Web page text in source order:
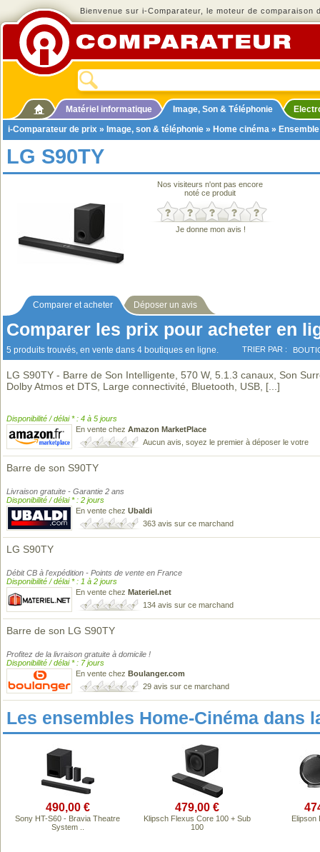
Bienvenue sur i-Comparateur, le moteur de comparaison
Matériel informatique Image, Son & Téléphonie
i-Comparateur de prix » Image, son & téléphonie » Home cinéma »
LG S90TY
Nos visiteurs n'ont pas encore
noté ce produit
Je donne mon avis !
Comparer et acheter Déposer un avis
Comparer les prix pour acheter en
5 produits trouvés, en vente dans 4 boutiques en ligne. TRIER PAR :
LG S90TY - Barre de Son Intelligente, 570 W, 5.1.3 canaux, Son
Dolby Atmos et DTS, Large connectivité, Bluetooth, USB, [...]
Disponibilité / délai * : 4 à 5 jours
En vente chez Amazon MarketPlace
Aucun avis, soyez le premier à déposer le votre
Barre de son S90TY
Livraison gratuite - Garantie 2 ans
Disponibilité / délai * : 2 jours
En vente chez Ubaldi
363 avis sur ce marchand
LG S90TY
Débit CB à l'expédition - Points de vente en France
Disponibilité / délai * : 1 à 2 jours
En vente chez Materiel.net
134 avis sur ce marchand
Barre de son LG S90TY
Profitez de la livraison gratuite à domicile !
Disponibilité / délai * : 7 jours
En vente chez Boulanger.com
29 avis sur ce marchand
Les ensembles Home-Cinéma dans
490,00 €
Sony HT-S60 - Bravia Theatre
System ..
479,00 €
Klipsch Flexus Core 100 + Sub
100
Elipson